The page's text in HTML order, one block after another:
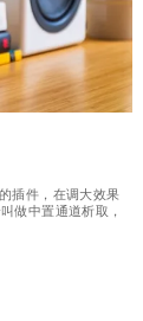
插件，在调大效果
做中置通道析取，